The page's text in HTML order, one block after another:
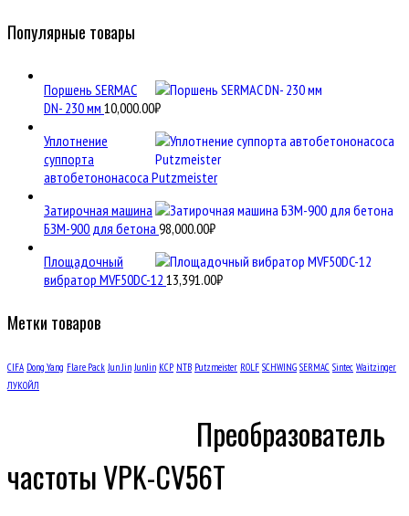
Популярные товары
Поршень SERMAC
DN- 230 мм 10,000.00₽
Уплотнение
суппорта
автобетононасоса Putzmeister
Затирочная машина
БЗМ-900 для бетона 98,000.00₽
Площадочный
вибратор MVF50DC-12 13,391.00₽
Метки товаров
CIFA Dong Yang Flare Pack Jun Jin JunJin KCP NTB Putzmeister ROLF SCHWING SERMAC Sintec Waitzinger
ЛУКОЙЛ
Преобразователь
частоты VPK-CV56T